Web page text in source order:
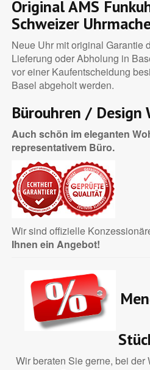
Original AMS
Schweizer
Neue Uhr mit original Garantie
Lieferung oder Abholung in
vor einer Kaufentscheidung
Basel abgeholt werden.
Bürouhren / Design
Auch schön im eleganten
representativem Büro.
Wir sind offizielle
Ihnen ein Angebot!
Wir beraten Sie gerne, bei der